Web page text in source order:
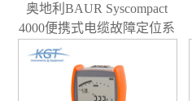
奥地利BAUR Syscompact
4000便携式电缆故障定位系